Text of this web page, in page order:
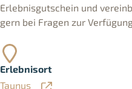
Erlebnisgutschein und
gern bei Fragen zur
Erlebnisort
Taunus